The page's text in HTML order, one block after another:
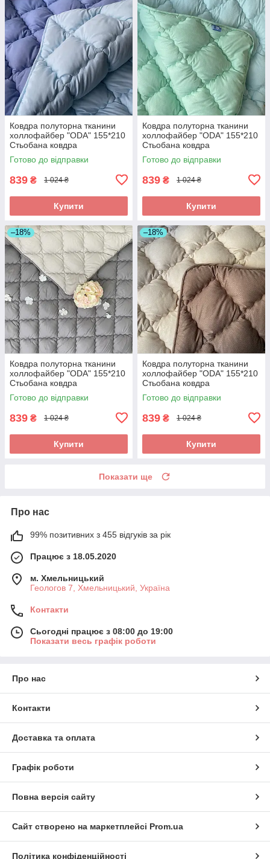
Ковдра полуторна тканини
холлофайбер "ODA" 155*210
Стьобана ковдра
Готово до відправки
839 ₴ 1 024 ₴
Купити
Ковдра полуторна тканини
холлофайбер "ODA" 155*210
Стьобана ковдра
Готово до відправки
839 ₴ 1 024 ₴
Купити
–18%
Ковдра полуторна тканини
холлофайбер "ODA" 155*210
Стьобана ковдра
Готово до відправки
839 ₴ 1 024 ₴
Купити
–18%
Ковдра полуторна тканини
холлофайбер "ODA" 155*210
Стьобана ковдра
Готово до відправки
839 ₴ 1 024 ₴
Купити
Показати ще
Про нас
99% позитивних з 455 відгуків за рік
Працює з 18.05.2020
м. Хмельницький
Геологов 7, Хмельницький, Україна
Контакти
Сьогодні працює з 08:00 до 19:00
Показати весь графік роботи
Про нас
Контакти
Доставка та оплата
Графік роботи
Повна версія сайту
Сайт створено на маркетплейсі Prom.ua
Політика конфіденційності